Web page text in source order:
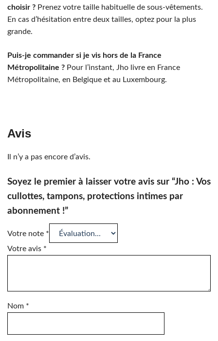
choisir ? Prenez votre taille habituelle de sous-vêtements.
En cas d’hésitation entre deux tailles, optez pour la plus
grande.
Puis-je commander si je vis hors de la France
Métropolitaine ? Pour l’instant, Jho livre en France
Métropolitaine, en Belgique et au Luxembourg.
Avis
Il n’y a pas encore d’avis.
Soyez le premier à laisser votre avis sur “Jho : Vos
cullottes, tampons, protections intimes par
abonnement !”
Votre note *
Votre avis *
Nom *